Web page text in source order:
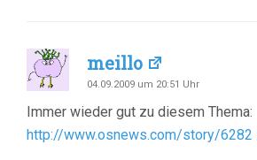
meillo
04.09.2009 um 20:51 Uhr
Immer wieder gut zu diesem Thema:
http://www.osnews.com/story/6282